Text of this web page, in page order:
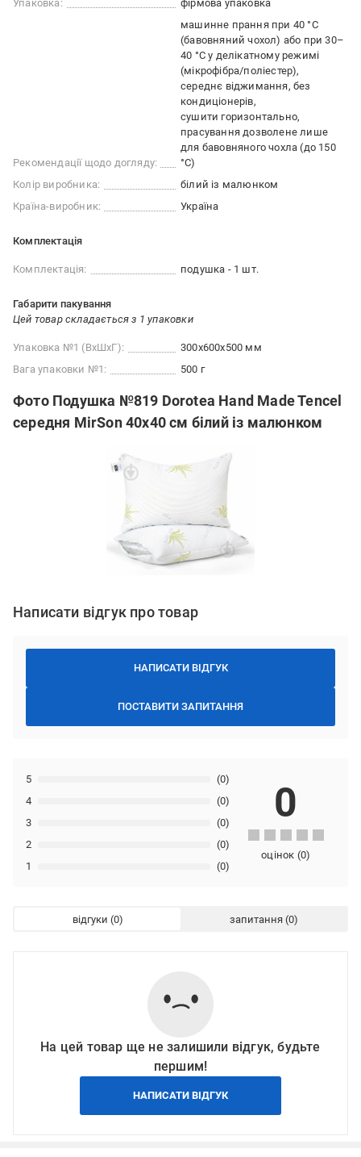
Упаковка: фірмова упаковка
Рекомендації щодо догляду:
машинне прання при 40 °С
(бавовняний чохол) або при 30–
40 °С у делікатному режимі
(мікрофібра/поліестер)
середнє віджимання, без
кондиціонерів
сушити горизонтально
прасування дозволене лише
для бавовняного чохла (до 150
°С)
Колір виробника:
білий із малюнком
Країна-виробник:
Україна
Комплектація
Комплектація: подушка - 1 шт.
Габарити пакування
Цей товар складається з 1 упаковки
Упаковка №1 (ВхШхГ):
300x600x500 мм
Вага упаковки №1:
500 г
Фото Подушка №819 Dorotea Hand Made Tencel
середня MirSon 40x40 см білий із малюнком
Написати відгук про товар
НАПИСАТИ ВІДГУК
ПОСТАВИТИ ЗАПИТАННЯ
1 (0)
2 (0)
3 (0)
4 (0)
5 (0)
0
оцінок (0)
відгуки запитання
На цей товар ще не залишили відгук, будьте
першим!
НАПИСАТИ ВІДГУК